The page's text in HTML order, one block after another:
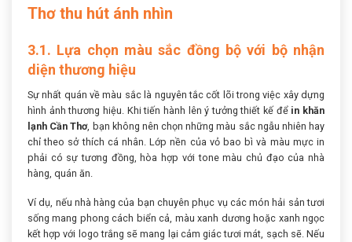
Thơ thu hút ánh nhìn
3.1. Lựa chọn màu sắc đồng bộ với bộ nhận
diện thương hiệu
Sự nhất quán về màu sắc là nguyên tắc cốt lõi trong việc xây dựng
hình ảnh thương hiệu. Khi tiến hành lên ý tưởng thiết kế để in khăn
lạnh Cần Thơ, bạn không nên chọn những màu sắc ngẫu nhiên hay
chỉ theo sở thích cá nhân. Lớp nền của vỏ bao bì và màu mực in
phải có sự tương đồng, hòa hợp với tone màu chủ đạo của nhà
hàng, quán ăn.
Ví dụ, nếu nhà hàng của bạn chuyên phục vụ các món hải sản tươi
sống mang phong cách biển cả, màu xanh dương hoặc xanh ngọc
kết hợp với logo trắng sẽ mang lại cảm giác tươi mát, sạch sẽ. Nếu